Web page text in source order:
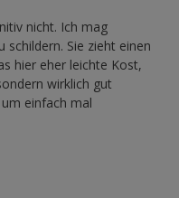
nicht. Ich mag
schildern. Sie zieht einen
hier eher leichte Kost,
wirklich gut
einfach mal